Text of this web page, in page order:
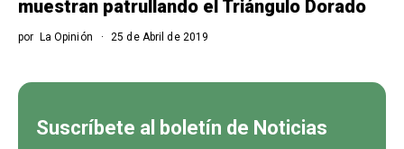
muestran patrullando el Triángulo Dorado
por La Opinión 25 de Abril de 2019
Suscríbete al boletín de Noticias